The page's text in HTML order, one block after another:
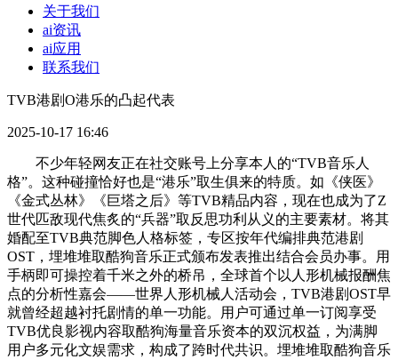
关于我们
ai资讯
ai应用
联系我们
TVB港剧O港乐的凸起代表
2025-10-17 16:46
不少年轻网友正在社交账号上分享本人的“TVB音乐人
格”。这种碰撞恰好也是“港乐”取生俱来的特质。如《侠医》
《金式丛林》《巨塔之后》等TVB精品内容，现在也成为了Z
世代匹敌现代焦炙的“兵器”取反思功利从义的主要素材。将其
婚配至TVB典范脚色人格标签，专区按年代编排典范港剧
OST，埋堆堆取酷狗音乐正式颁布发表推出结合会员办事。用
手柄即可操控着千米之外的桥吊，全球首个以人形机械报酬焦
点的分析性嘉会——世界人形机械人活动会，TVB港剧OST早
就曾经超越衬托剧情的单一功能。用户可通过单一订阅享受
TVB优良影视内容取酷狗海量音乐资本的双沉权益，为满脚
用户多元化文娱需求，构成了跨时代共识。埋堆堆取酷狗音乐